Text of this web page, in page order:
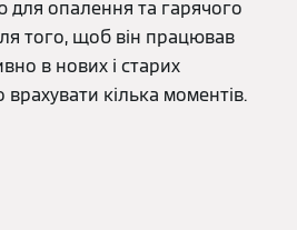
для опалення та гарячого
того, щоб він працював
в нових і старих
врахувати кілька моментів.